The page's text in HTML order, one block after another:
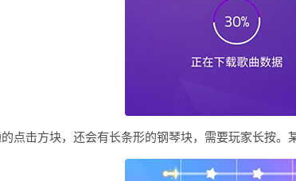
点击方块，还会有长条形的钢琴块，需要玩家长按。